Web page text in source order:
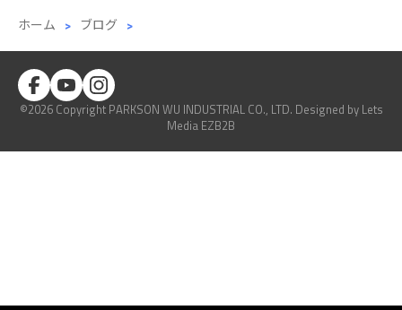
ホーム ブログ
©2026 Copyright PARKSON WU INDUSTRIAL CO., LTD. Designed by Lets
Media EZB2B